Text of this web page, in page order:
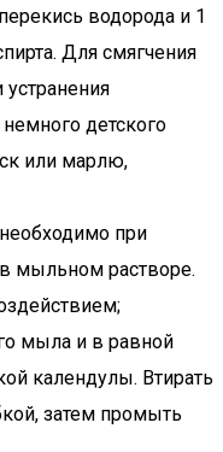
водорода и 1
Для смягчения
детского
или марлю,
при
мыльном растворе.
мыла и в равной
календулы. Втирать
затем промыть